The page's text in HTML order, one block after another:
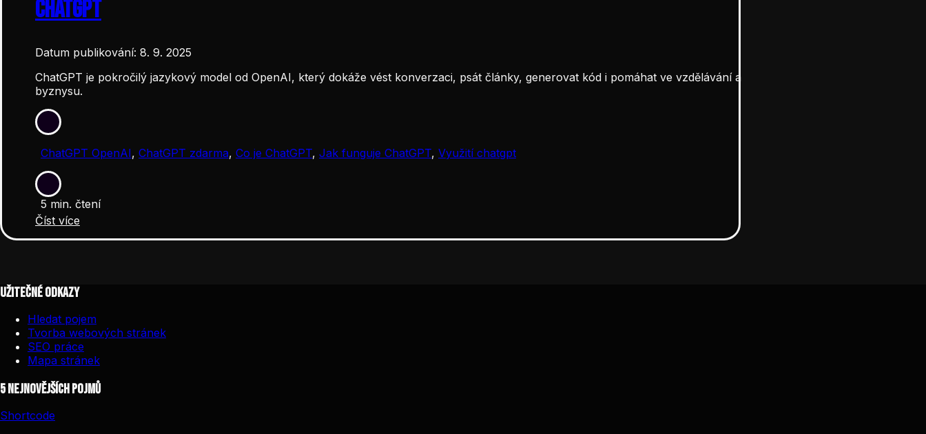
ChatGPT
Datum publikování: 8. 9. 2025
ChatGPT je pokročilý jazykový model od OpenAI, který dokáže vést konverzaci, psát články, generovat kód i pomáhat ve vzdělávání a
byznysu.
ChatGPT OpenAI, ChatGPT zdarma, Co je ChatGPT, Jak funguje ChatGPT, Využití chatgpt
5 min. čtení
Číst více
Užitečné odkazy
Hledat pojem
Tvorba webových stránek
SEO práce
Mapa stránek
5 nejnovějších pojmů
Shortcode